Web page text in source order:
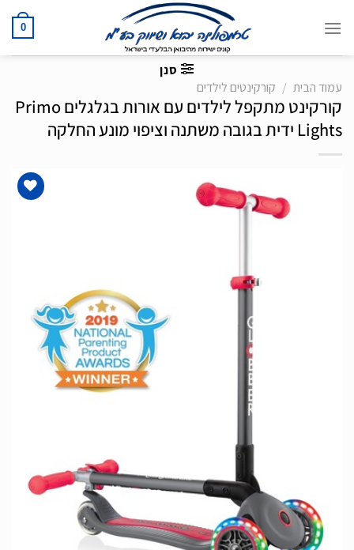
0
סנן
עמוד הבית
/ קורקינטים לילדים
קורקינט מתקפל לילדים עם אורות בגלגלים Primo
Lights ידית בגובה משתנה וציפוי מונע החלקה